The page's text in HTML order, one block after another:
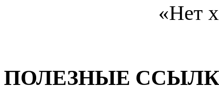
«Нет
ПОЛЕЗНЫЕ